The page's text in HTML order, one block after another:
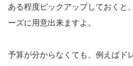
ある程度ピックアップしておくと
ーズに用意出来ますよ。
予算が分からなくても、例えばド